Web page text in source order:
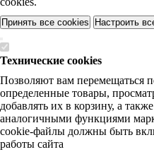
Принять все cookies Настроить
Технические cookies
Позволяют вам перемещаться
определенные товары,
добавлять их в корзину, а
аналогичными функциями
cookie-файлы должны быть
работы сайта